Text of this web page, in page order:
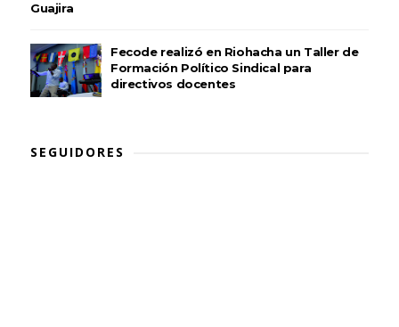
Guajira
Fecode realizó en Riohacha un Taller de
Formación Político Sindical para
directivos docentes
SEGUIDORES